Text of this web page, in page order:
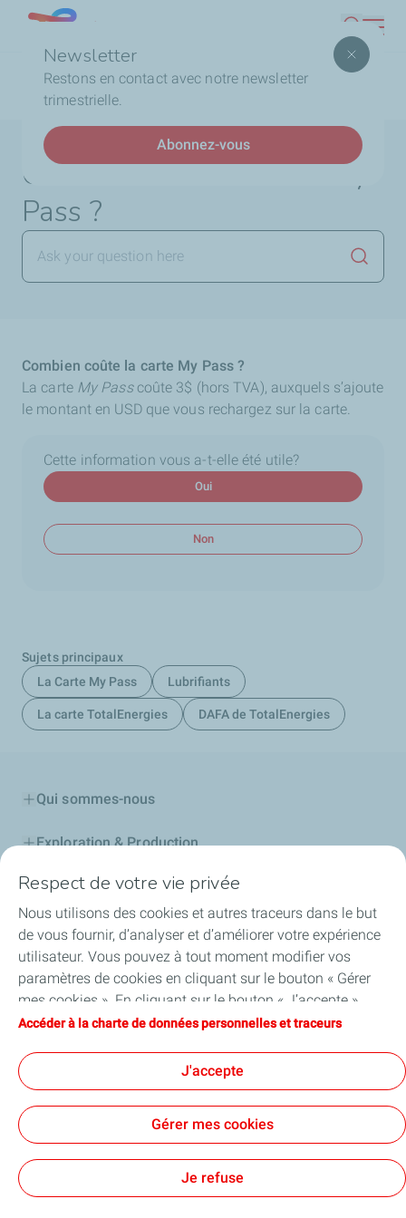
contenu
Newsletter
Restons en contact avec notre newsletter
trimestrielle.
Abonnez-vous
Lebanon
d'Ariane
Accueil FAQ La Carte My Pass
Combien coûte
la carte My Pass ?
Combien coûte la carte My
Pass ?
Combien coûte la carte My Pass ?
La carte My Passcoûte 3$ (hors TVA), auxquels s’ajoute
le montant en USD que vous rechargez sur la carte.
Cette information vous a-t-elle été utile?
Oui
Non
Sujets principaux
La Carte My Pass
Lubrifiants
La carte TotalEnergies DAFA de TotalEnergies
Qui sommes-nous
Exploration & Production
Stations Service
Lubrifiants Automobiles
Professionnels
TotalEnergies DAFA
Accessibilité: partiellement conforme
Respect de votre vie privée
Nous utilisons des cookies et autres traceurs dans le but
de vous fournir, d’analyser et d’améliorer votre expérience
utilisateur. Vous pouvez à tout moment modifier vos
paramètres de cookies en cliquant sur le bouton « Gérer
mes cookies ». En cliquant sur le bouton « J’accepte »,
vous acceptez le dépôt de l’ensemble des cookies. Dans le
techniques nécessaires au bon fonctionnement du site
seront utilisés. Pour plus d’informations, vous pouvez
consulter la page « Charte de données personnelles et
traceurs ».
Accéder à la charte de données personnelles et traceurs
J'accepte
Gérer mes cookies
Je refuse